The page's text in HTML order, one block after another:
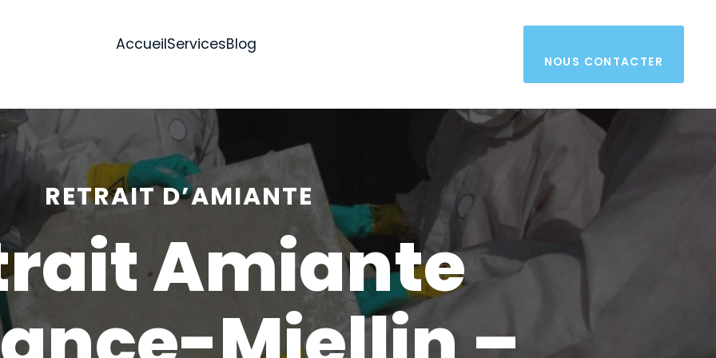
AccueilServicesBlog
NOUS CONTACTER
RETRAIT D’AMIANTE
Amiante